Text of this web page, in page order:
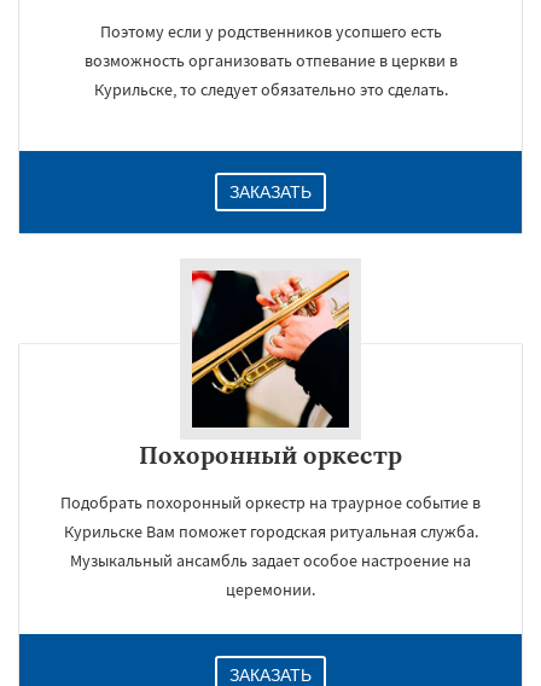
Поэтому если у родственников усопшего есть
возможность организовать отпевание в церкви в
Курильске, то следует обязательно это сделать.
ЗАКАЗАТЬ
Похоронный оркестр
Подобрать похоронный оркестр на траурное событие в
Курильске Вам поможет городская ритуальная служба.
Музыкальный ансамбль задает особое настроение на
церемонии.
ЗАКАЗАТЬ